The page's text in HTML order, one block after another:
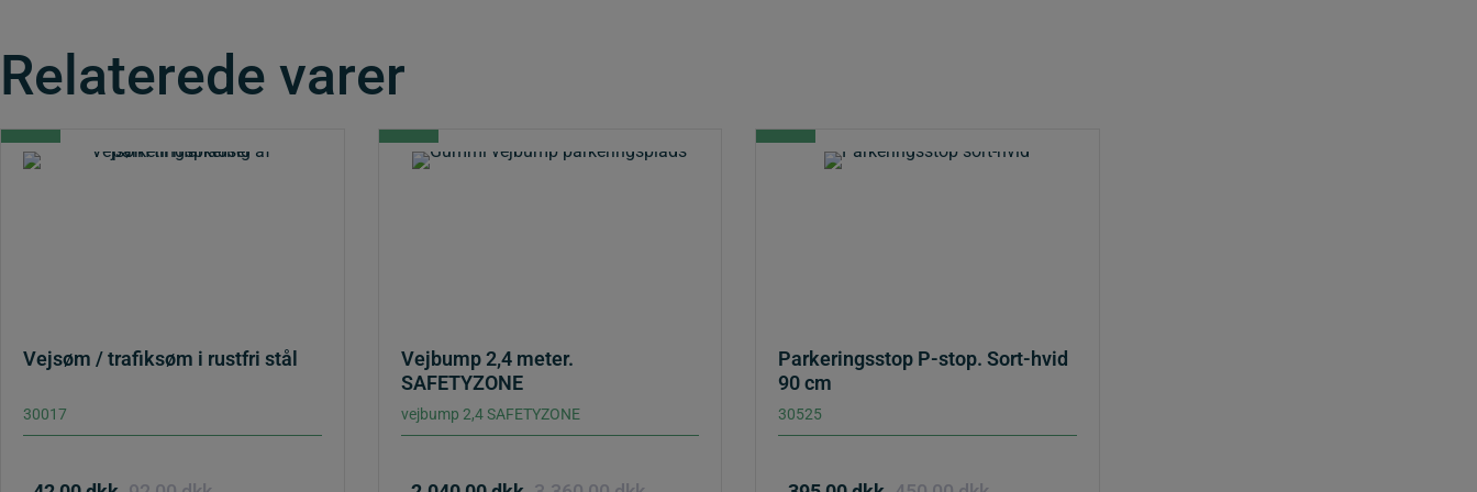
Relaterede varer
Vejsøm / trafiksøm i rustfri stål
30017
Vejbump 2,4 meter.
SAFETYZONE
vejbump 2,4 SAFETYZONE
Parkeringsstop P-stop. Sort-hvid
90 cm
30525